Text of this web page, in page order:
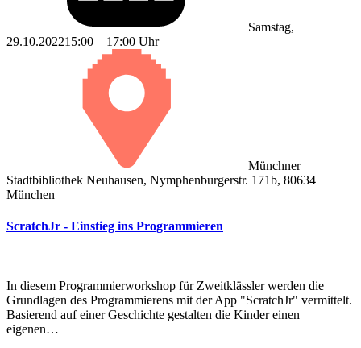
Samstag,
29.10.202215:00 – 17:00 Uhr
Münchner
Stadtbibliothek Neuhausen, Nymphenburgerstr. 171b, 80634
München
ScratchJr - Einstieg ins Programmieren
In diesem Programmierworkshop für Zweitklässler werden die
Grundlagen des Programmierens mit der App "ScratchJr" vermittelt.
Basierend auf einer Geschichte gestalten die Kinder einen
eigenen…